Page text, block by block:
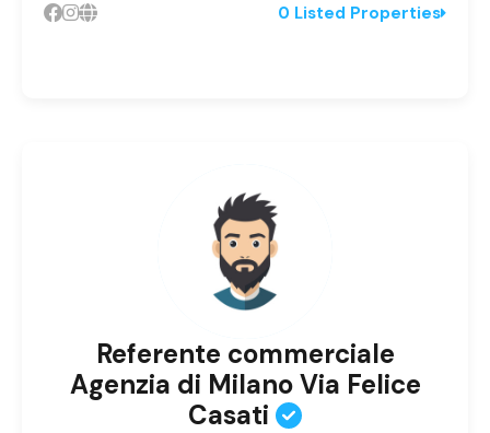
0 Listed Properties
Referente commerciale
Agenzia di Milano Via Felice
Casati